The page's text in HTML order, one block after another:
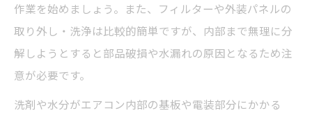
作業を始めましょう。また、フィルターや外装パネルの
取り外し・洗浄は比較的簡単ですが、内部まで無理に分
解しようとすると部品破損や水漏れの原因となるため注
意が必要です。
洗剤や水分がエアコン内部の基板や電装部分にかかる